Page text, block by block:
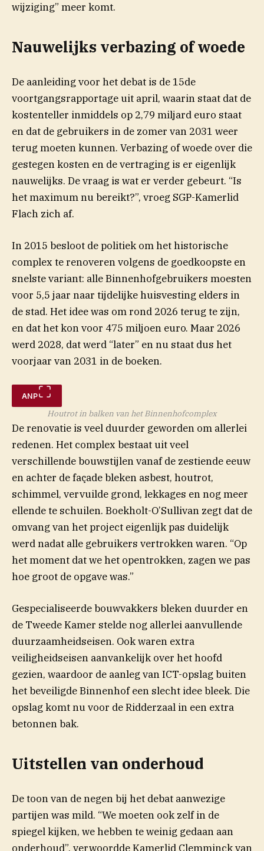
wijziging” meer komt.
Nauwelijks verbazing of woede
De aanleiding voor het debat is de 15de
voortgangsrapportage(opent in nieuw venster)
uit april, waarin staat dat de
kostenteller inmiddels op 2,79 miljard euro staat
en dat de gebruikers in de zomer van 2031 weer
terug moeten kunnen. Verbazing of woede over die
gestegen kosten en de vertraging is er eigenlijk
nauwelijks. De vraag is wat er verder gebeurt. “Is
het maximum nu bereikt?”, vroeg SGP-Kamerlid
Flach zich af.
In 2015 besloot de politiek om het historische
complex te renoveren volgens de goedkoopste en
snelste variant: alle Binnenhofgebruikers moesten
voor 5,5 jaar naar tijdelijke huisvesting elders in
de stad. Het idee was om rond 2026 terug te zijn,
en dat het kon voor 475 miljoen euro. Maar 2026
werd 2028, dat werd “later” en nu staat dus het
voorjaar van 2031 in de boeken.
ANP
Houtrot in balken van het Binnenhofcomplex
De renovatie is veel duurder geworden om allerlei
redenen. Het complex bestaat uit veel
verschillende bouwstijlen vanaf de zestiende eeuw
en achter de façade bleken asbest, houtrot,
schimmel, vervuilde grond, lekkages en nog meer
ellende te schuilen. Boekholt-O’Sullivan zegt dat de
omvang van het project eigenlijk pas duidelijk
werd nadat alle gebruikers vertrokken waren. “Op
het moment dat we het opentrokken, zagen we pas
hoe groot de opgave was.”
Gespecialiseerde bouwvakkers bleken duurder en
de Tweede Kamer stelde nog allerlei aanvullende
duurzaamheidseisen. Ook waren extra
veiligheidseisen aanvankelijk over het hoofd
gezien, waardoor de aanleg van ICT-opslag buiten
het beveiligde Binnenhof een slecht idee bleek. Die
opslag komt nu voor de Ridderzaal in een extra
betonnen bak.
Uitstellen van onderhoud
De toon van de negen bij het debat aanwezige
partijen was mild. “We moeten ook zelf in de
spiegel kijken, we hebben te weinig gedaan aan
onderhoud”, verwoordde Kamerlid Clemminck van